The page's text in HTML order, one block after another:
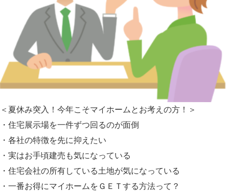
＜夏休み突入！今年こそマイホームとお考えの方！＞
・住宅展示場を一件ずつ回るのが面倒
・各社の特徴を先に抑えたい
・実はお手頃建売も気になっている
・住宅会社の所有している土地が気になっている
・一番お得にマイホームをＧＥＴする方法って？